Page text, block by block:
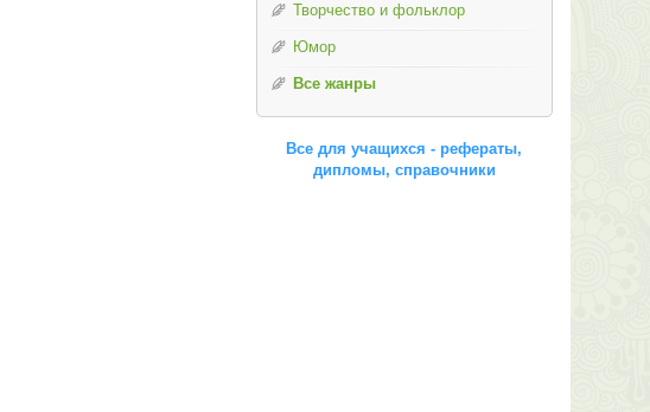
Творчество и фольклор
Юмор
Все жанры
Все для учащихся - рефераты,
дипломы, справочники